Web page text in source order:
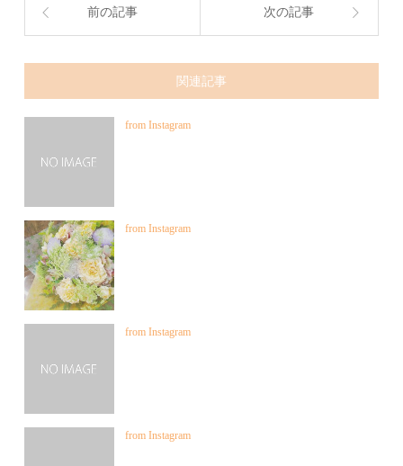
前の記事 次の記事
関連記事
from Instagram
from Instagram
from Instagram
from Instagram